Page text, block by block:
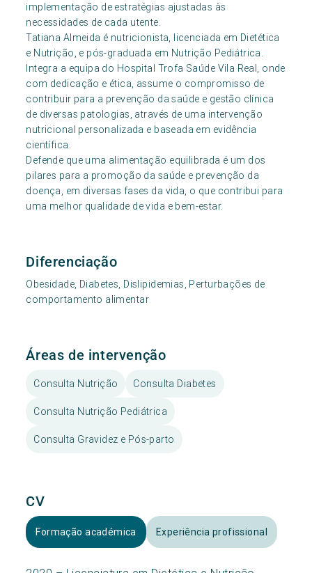
implementação de estratégias ajustadas às
necessidades de cada utente.
Tatiana Almeida é nutricionista, licenciada em Dietética
e Nutrição, e pós-graduada em Nutrição Pediátrica.
Integra a equipa do Hospital Trofa Saúde Vila Real, onde
com dedicação e ética, assume o compromisso de
contribuir para a prevenção da saúde e gestão clínica
de diversas patologias, através de uma intervenção
nutricional personalizada e baseada em evidência
científica.
Defende que uma alimentação equilibrada é um dos
pilares para a promoção da saúde e prevenção da
doença, em diversas fases da vida, o que contribui para
uma melhor qualidade de vida e bem-estar.
Diferenciação
Obesidade, Diabetes, Dislipidemias, Perturbações de
comportamento alimentar
Áreas de intervenção
Consulta Nutrição Consulta Diabetes
Consulta Nutrição Pediátrica
Consulta Gravidez e Pós-parto
CV
Formação académica Experiência profissional